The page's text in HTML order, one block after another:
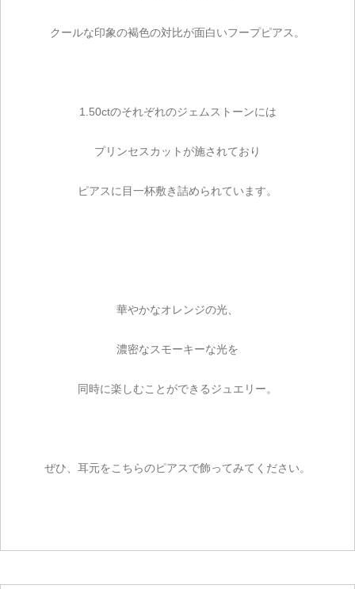
クールな印象の褐色の対比が面白いフープピアス。
1.50ctのそれぞれのジェムストーンには
プリンセスカットが施されており
ピアスに目一杯敷き詰められています。
華やかなオレンジの光、
濃密なスモーキーな光を
同時に楽しむことができるジュエリー。
ぜひ、耳元をこちらのピアスで飾ってみてください。